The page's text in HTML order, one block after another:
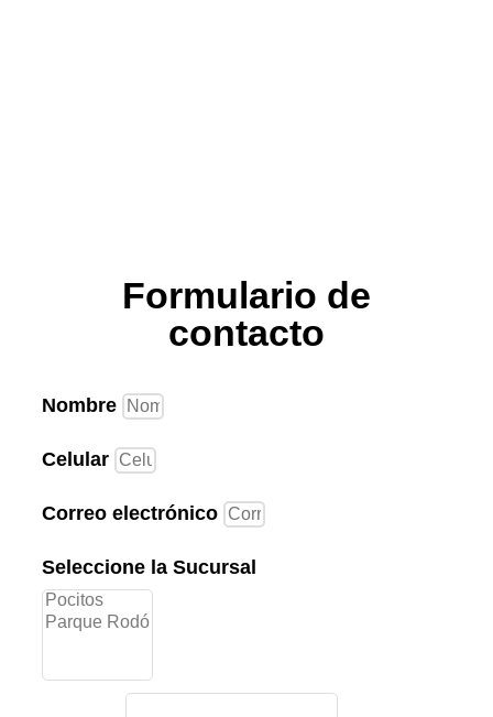
Formulario de
contacto
Nombre
Celular
Correo electrónico
Seleccione la Sucursal